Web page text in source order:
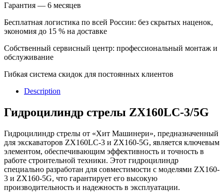
Гарантия — 6 месяцев
Бесплатная логистика по всей России: без скрытых наценок,
экономия до 15 % на доставке
Собственный сервисный центр: профессиональный монтаж и
обслуживание
Гибкая система скидок для постоянных клиентов
Description
Гидроцилиндр стрелы ZX160LC-3/5G
Гидроцилиндр стрелы от «Хит Машинери», предназначенный
для экскаваторов ZX160LC-3 и ZX160-5G, является ключевым
элементом, обеспечивающим эффективность и точность в
работе строительной техники. Этот гидроцилиндр
специально разработан для совместимости с моделями ZX160-
3 и ZX160-5G, что гарантирует его высокую
производительность и надежность в эксплуатации.